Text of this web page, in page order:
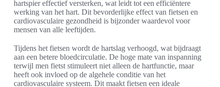
hartspier effectief versterken, wat leidt tot een efficiëntere
werking van het hart. Dit bevorderlijke effect van fietsen en
cardiovasculaire gezondheid is bijzonder waardevol voor
mensen van alle leeftijden.
Tijdens het fietsen wordt de hartslag verhoogd, wat bijdraagt
aan een betere bloedcirculatie. De hoge mate van inspanning
terwijl men fietst stimuleert niet alleen de hartfunctie, maar
heeft ook invloed op de algehele conditie van het
cardiovasculaire systeem. Dit maakt fietsen een ideale